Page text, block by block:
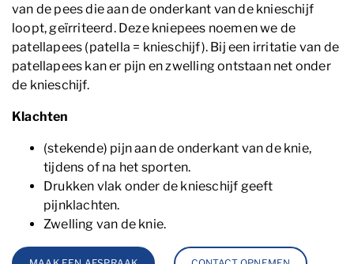
van de pees die aan de onderkant van de knieschijf
loopt, geïrriteerd. Deze kniepees noemen we de
patellapees (patella = knieschijf). Bij een irritatie van de
patellapees kan er pijn en zwelling ontstaan net onder
de knieschijf.
Klachten
(stekende) pijn aan de onderkant van de knie,
tijdens of na het sporten.
Drukken vlak onder de knieschijf geeft
pijnklachten.
Zwelling van de knie.